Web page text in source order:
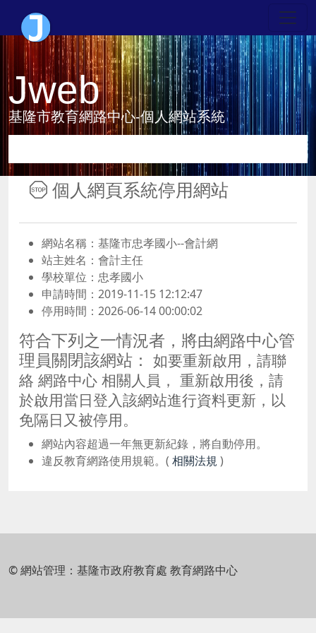
Jweb
基隆市教育網路中心-個人網站系統
個人網頁系統停用網站
網站名稱：基隆市忠孝國小--會計網
站主姓名：會計主任
學校單位：忠孝國小
申請時間：2019-11-15 12:12:47
停用時間：2026-06-14 00:00:02
符合下列之一情況者，將由網路中心管
理員關閉該網站： 如要重新啟用，請聯
絡 網路中心 相關人員， 重新啟用後，請
於啟用當日登入該網站進行資料更新，以
免隔日又被停用。
網站內容超過一年無更新紀錄，將自動停用。
違反教育網路使用規範。( 相關法規 )
© 網站管理：基隆市政府教育處 教育網路中心